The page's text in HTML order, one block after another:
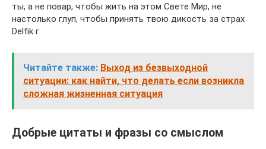
ты, а не повар, чтобы жить на этом Свете Мир, не
настолько глуп, чтобы принять твою дикость за страх
Delfik г.
Читайте также: Выход из безвыходной
ситуации: как найти, что делать если возникла
сложная жизненная ситуация
Добрые цитаты и фразы со смыслом